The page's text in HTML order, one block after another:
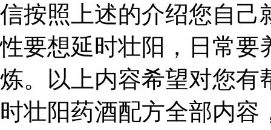
信按照上述的介绍您自己
性要想延时壮阳，日常要
炼。以上内容希望对您有
时壮阳药酒配方全部内